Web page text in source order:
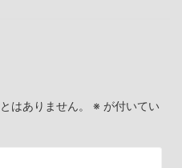
はありません。 ※ が付いてい